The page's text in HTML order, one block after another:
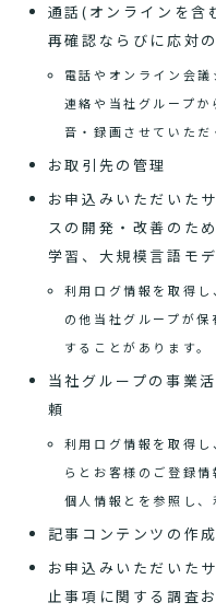
通話(オンラインを含
再確認ならびに応対
電話やオンライン会
連絡や当社グループ
音・録画させていただ
お取引先の管理
お申込みいただいた
スの開発・改善のた
学習、大規模言語モ
利用ログ情報を取得
の他当社グループが
することがあります。
当社グループの事業
頼
利用ログ情報を取得
らとお客様のご登録
個人情報とを参照し、
記事コンテンツの作
お申込みいただいた
止事項に関する調査